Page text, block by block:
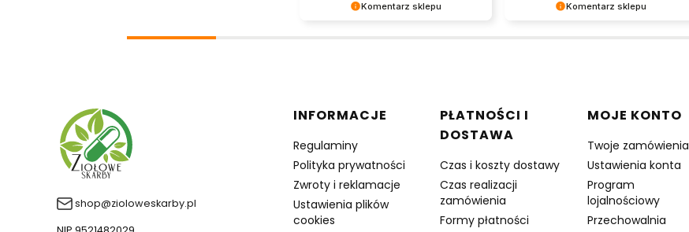
Komentarz sklepu Komentarz sklepu
shop@zioloweskarby.pl
Linki w stopce
INFORMACJE
Regulaminy
Polityka prywatności
Zwroty i reklamacje
Ustawienia plików
cookies
PŁATNOŚCI I
DOSTAWA
Czas i koszty dostawy
Czas realizacji
zamówienia
Formy płatności
MOJE KONTO
Twoje zamówienia
Ustawienia konta
Program
lojalnościowy
Przechowalnia